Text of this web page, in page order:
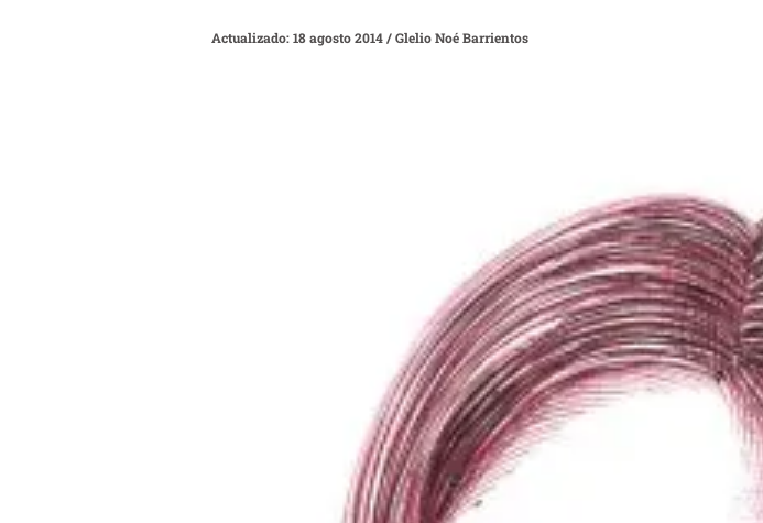
Actualizado: 18 agosto 2014/Glelio Noé Barrientos